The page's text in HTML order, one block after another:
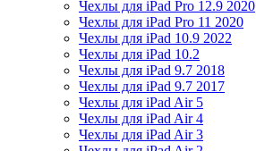
Чехлы для iPad Pro 12.9 2020
Чехлы для iPad Pro 11 2020
Чехлы для iPad 10.9 2022
Чехлы для iPad 10.2
Чехлы для iPad 9.7 2018
Чехлы для iPad 9.7 2017
Чехлы для iPad Air 5
Чехлы для iPad Air 4
Чехлы для iPad Air 3